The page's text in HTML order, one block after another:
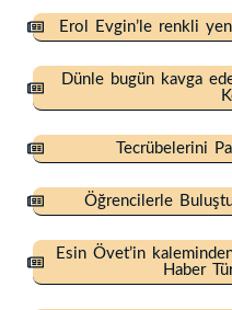
Erol Evgin’le renkli
Dünle bugün kavga
Tecrübelerini
Öğrencilerle
Esin Övet’in
Haber